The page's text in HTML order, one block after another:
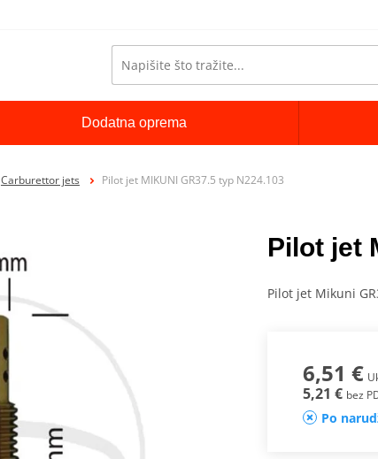
Dodatna oprema
Carburettor jets Pilot jet MIKUNI GR37.5 typ N224.103
Pilot jet
Pilot jet Mikuni
6,51 €
5,21 € bez
Po